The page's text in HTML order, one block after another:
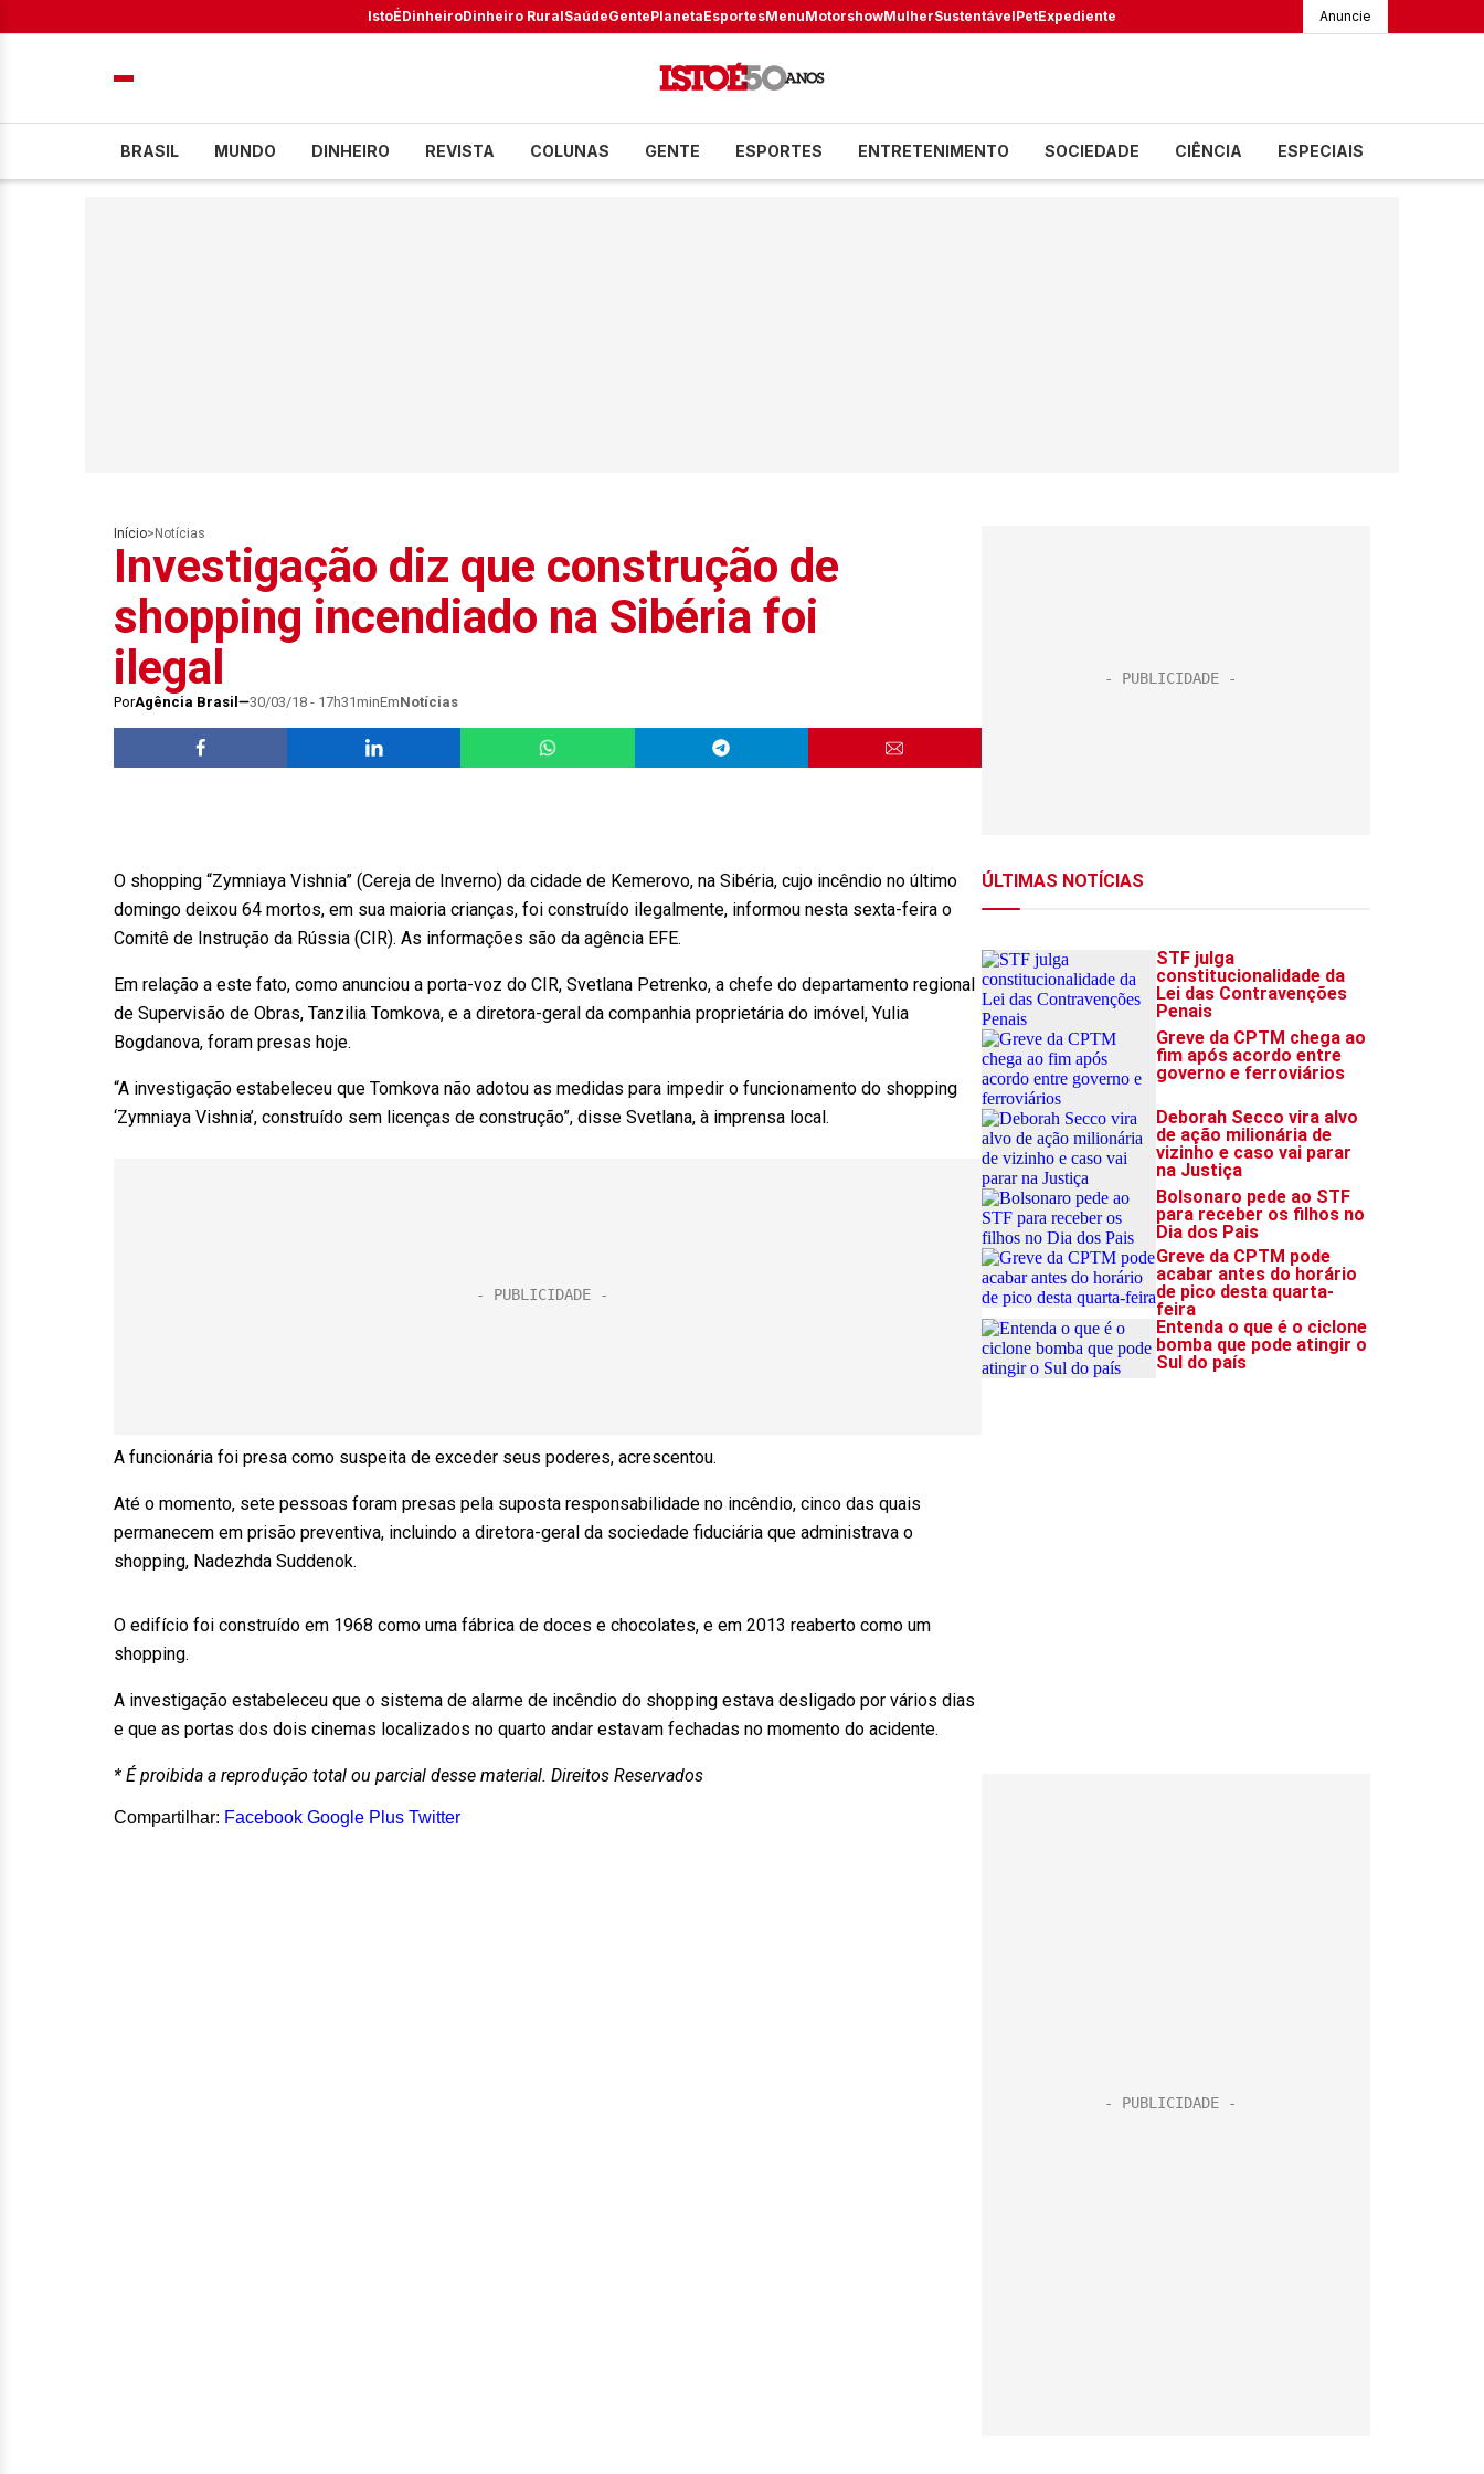
IstoÉDinheiroDinheiro RuralSaúdeGentePlanetaEsportesMenuMotorshowMulherSustentávelPetExpediente Anuncie
BRASIL MUNDO DINHEIRO REVISTA COLUNAS GENTE ESPORTES ENTRETENIMENTO SOCIEDADE CIÊNCIA ESPECIAIS
Início> Notícias
Investigação diz que construção de
shopping incendiado na Sibéria foi
ilegal
PorAgência Brasil 30/03/18 - 17h31minEmNotícias
O shopping “Zymniaya Vishnia” (Cereja de Inverno) da cidade de Kemerovo, na Sibéria, cujo incêndio no último
domingo deixou 64 mortos, em sua maioria crianças, foi construído ilegalmente, informou nesta sexta-feira o
Comitê de Instrução da Rússia (CIR). As informações são da agência EFE.
Em relação a este fato, como anunciou a porta-voz do CIR, Svetlana Petrenko, a chefe do departamento regional
de Supervisão de Obras, Tanzilia Tomkova, e a diretora-geral da companhia proprietária do imóvel, Yulia
Bogdanova, foram presas hoje.
“A investigação estabeleceu que Tomkova não adotou as medidas para impedir o funcionamento do shopping
‘Zymniaya Vishnia’, construído sem licenças de construção”, disse Svetlana, à imprensa local.
A funcionária foi presa como suspeita de exceder seus poderes, acrescentou.
Até o momento, sete pessoas foram presas pela suposta responsabilidade no incêndio, cinco das quais
permanecem em prisão preventiva, incluindo a diretora-geral da sociedade fiduciária que administrava o
shopping, Nadezhda Suddenok.
O edifício foi construído em 1968 como uma fábrica de doces e chocolates, e em 2013 reaberto como um
shopping.
A investigação estabeleceu que o sistema de alarme de incêndio do shopping estava desligado por vários dias
e que as portas dos dois cinemas localizados no quarto andar estavam fechadas no momento do acidente.
* É proibida a reprodução total ou parcial desse material. Direitos Reservados
Compartilhar: Facebook Google Plus Twitter